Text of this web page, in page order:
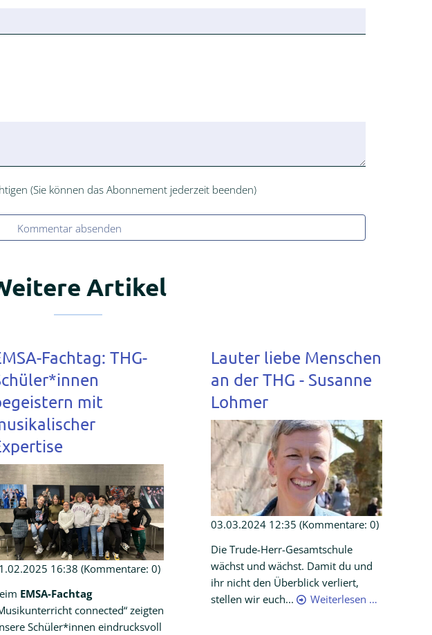
(Sie können das Abonnement jederzeit beenden)
Kommentar absenden
Artikel
Fachtag: THG-
mit
16:38 (Kommentare: 0)
EMSA-Fachtag
connected“ zeigten
Schüler*innen eindrucksvoll
Lauter liebe Menschen
an der THG - Susanne
Lohmer
03.03.2024 12:35 (Kommentare: 0)
Die Trude-Herr-Gesamtschule
wächst und wächst. Damit du und
ihr nicht den Überblick verliert,
stellen wir euch...
Weiterlesen …